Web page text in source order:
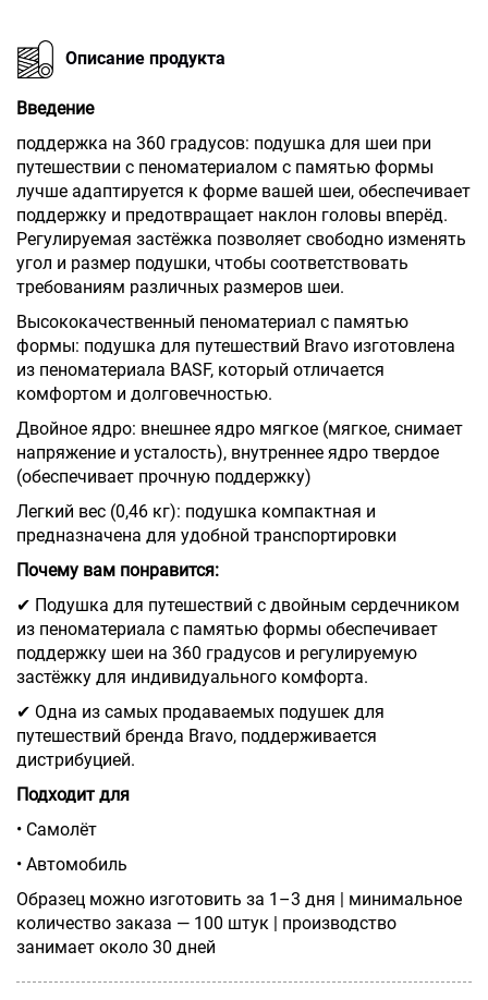
Описание продукта
Введение
поддержка на 360 градусов: подушка для шеи при
путешествии с пеноматериалом с памятью формы
лучше адаптируется к форме вашей шеи, обеспечивает
поддержку и предотвращает наклон головы вперёд.
Регулируемая застёжка позволяет свободно изменять
угол и размер подушки, чтобы соответствовать
требованиям различных размеров шеи.
Высококачественный пеноматериал с памятью
формы: подушка для путешествий Bravo изготовлена
из пеноматериала BASF, который отличается
комфортом и долговечностью.
Двойное ядро: внешнее ядро мягкое (мягкое, снимает
напряжение и усталость), внутреннее ядро твердое
(обеспечивает прочную поддержку)
Легкий вес (0,46 кг): подушка компактная и
предназначена для удобной транспортировки
Почему вам понравится:
✔ Подушка для путешествий с двойным сердечником
из пеноматериала с памятью формы обеспечивает
поддержку шеи на 360 градусов и регулируемую
застёжку для индивидуального комфорта.
✔ Одна из самых продаваемых подушек для
путешествий бренда Bravo, поддерживается
дистрибуцией.
Подходит для
• Самолёт
• Автомобиль
Образец можно изготовить за 1–3 дня | минимальное
количество заказа — 100 штук | производство
занимает около 30 дней